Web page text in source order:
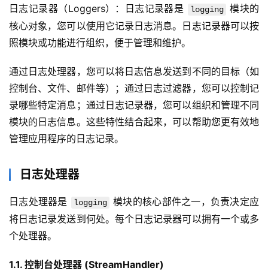
础
开
云
原
生
日
志
管
理
日志记录器（Loggers）：日志记录器是 logging
模块的
核心对象，您可以使用它记录日志消息。日志记录器可以按
照模块或功能进行组织，便于管理和维护。
通过日志处理器，您可以将日志信息发送到不同的目标（如
控制台、文件、邮件等）；通过日志过滤器，您可以控制记
录哪些特定消息；通过日志记录器，您可以组织和管理不同
模块的日志信息。这些特性结合起来，可以帮助您更有效地
管理应用程序的日志记录。
日志处理器
日志处理器是 logging
模块的核心部件之一，负责决定应
将日志记录发送到何处。每个日志记录器可以拥有一个或多
个处理器。
1.1. 控制台处理器 (StreamHandler)